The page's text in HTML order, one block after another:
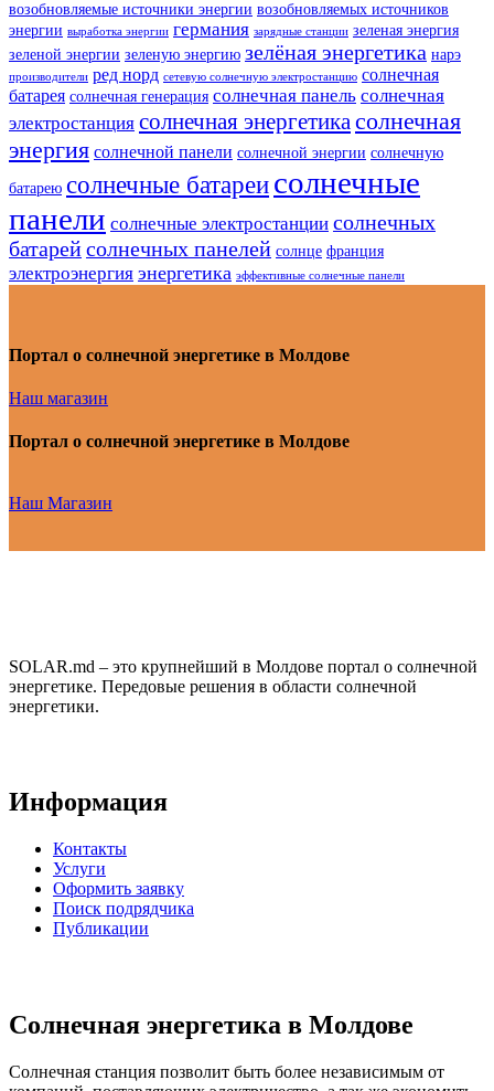
возобновляемые источники энергии возобновляемых источников
энергии выработка энергии германия зарядные станции зеленая энергия
зеленой энергии зеленую энергию зелёная энергетика нарэ
производители ред норд сетевую солнечную электростанцию солнечная
батарея солнечная генерация солнечная панель солнечная
электростанция солнечная энергетикасолнечная
энергия солнечной панели солнечной энергии солнечную
батарею солнечные батареисолнечные
панели солнечные электростанции солнечных
батарейсолнечных панелей солнце франция
электроэнергия энергетика эффективные солнечные панели
Портал о солнечной энергетике в Молдове
Наш магазин
Портал о солнечной энергетике в Молдове
Наш Магазин
SOLAR.md – это крупнейший в Молдове портал о солнечной
энергетике. Передовые решения в области солнечной
энергетики.
Информация
Контакты
Услуги
Оформить заявку
Поиск подрядчика
Публикации
Солнечная энергетика в Молдове
Солнечная станция позволит быть более независимым от